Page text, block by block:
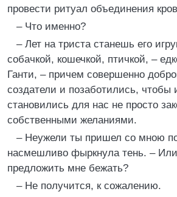
провести ритуал объединения
– Что именно?
– Лет на триста станешь его
собачкой, кошечкой, птичкой, –
Ганти, – причем совершенно
создатели и позаботились, чтобы
становились для нас не просто
собственными желаниями.
– Неужели ты пришел со мною
насмешливо фыркнула тень. –
предложить мне бежать?
– Не получится, к сожалению.